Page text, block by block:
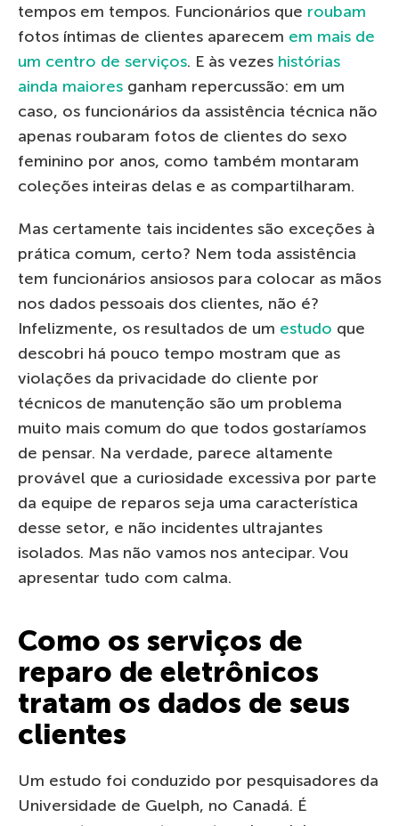
tempos em tempos. Funcionários que roubam
fotos íntimas de clientes aparecem em mais de
um centro de serviços. E às vezes histórias
ainda maiores ganham repercussão: em um
caso, os funcionários da assistência técnica não
apenas roubaram fotos de clientes do sexo
feminino por anos, como também montaram
coleções inteiras delas e as compartilharam.
Mas certamente tais incidentes são exceções à
prática comum, certo? Nem toda assistência
tem funcionários ansiosos para colocar as mãos
nos dados pessoais dos clientes, não é?
Infelizmente, os resultados de um estudo que
descobri há pouco tempo mostram que as
violações da privacidade do cliente por
técnicos de manutenção são um problema
muito mais comum do que todos gostaríamos
de pensar. Na verdade, parece altamente
provável que a curiosidade excessiva por parte
da equipe de reparos seja uma característica
desse setor, e não incidentes ultrajantes
isolados. Mas não vamos nos antecipar. Vou
apresentar tudo com calma.
Como os serviços de
reparo de eletrônicos
tratam os dados de seus
clientes
Um estudo foi conduzido por pesquisadores da
Universidade de Guelph, no Canadá. É